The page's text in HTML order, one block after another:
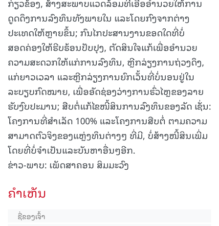
ກ່ຽວຂ້ອງ, ສ້າງສະພາບແວດລ້ອມທີ່ເອື້ອອຳນວຍໃຫ້ການ
ດູດດຶງການລົງທຶນທັງພາຍໃນ ແລະໂດຍກົງຈາກຕ່າງ
ປະເທດໃຫ້ຫຼາຍຂຶ້ນ; ກົນໄກປະສານງານຂອດໃດທີ່ບໍ່
ສອດຄ່ອງໃຫ້ຮີບຮ້ອນປັບປຸງ, ຕັດສິນໃຈແກ້ເພື່ອອຳນວຍ
ຄວາມສະດວກໃຫ້ແກ່ການລົງທຶນ, ຫຼີກລ່ຽງການຖ່ວງດຶງ,
ແກ່ຍາວເວລາ ແລະຫຼີກລ່ຽງການຍົກເວັ້ນທີ່ບໍ່ນອນຢູ່ໃນ
ລະບຽບກົດໝາຍ, ເພື່ອອັດຊ່ອງວ່າງການຮົ່ວໄຫຼຂອງລາຍ
ຮັບງົບປະມານ; ສືບຕໍ່ແກ້ໄຂໜີ້ສິນການລົງທຶນຂອງລັດ ເຊັ່ນ:
ໂຄງການທີ່ສຳເລັດ 100% ແລະໂຄງການສືບຕໍ່ ຕາມຄວາມ
ສາມາດຕົວຈິງຂອງແຫຼ່ງທຶນຕ່າງໆ ທີ່ມີ, ບໍ່ສ້າງໜີ້ສິນເພີ່ມ
ໂດຍທີ່ບໍ່ຈໍາເປັນແລະບັນຫາອື່ນໆອີກ.
ຂ່າວ-ພາບ: ເພັດສາຄອນ ສິມມະວົງ
ຄໍາເຫັນ